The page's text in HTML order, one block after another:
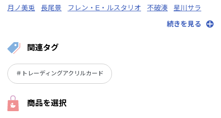
月ノ美兎
長尾景 フレン・E・ルスタリオ 不破湊
星川サラ
レオス・ヴィンセント
続きを見る
関連タグ
＃トレーディングアクリルカード
商品を選択